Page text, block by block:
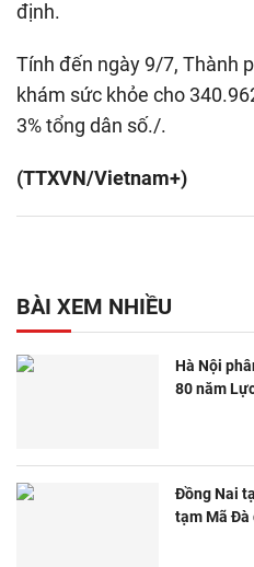
định.
Tính đến ngày 9/7, Thành
khám sức khỏe cho
3% tổng dân số./.
(TTXVN/Vietnam+)
BÀI XEM NHIỀU
Hà Nội
80 năm
Đồng Nai
tạm Mã Đà